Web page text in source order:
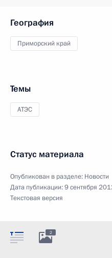
География
Приморский край
Темы
АТЭС
Статус материала
Опубликован в разделе: Новости
Дата публикации:9 сентября
Текстовая версия
2